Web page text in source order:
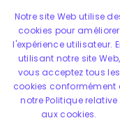
Notre site Web utilise
cookies pour améliorer
l'expérience utilisateur.
utilisant notre site Web,
vous acceptez tous les
cookies conformément
notre Politique relative
aux cookies.